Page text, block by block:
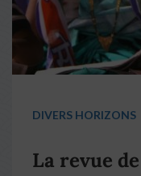
DIVERS HORIZONS
La revue